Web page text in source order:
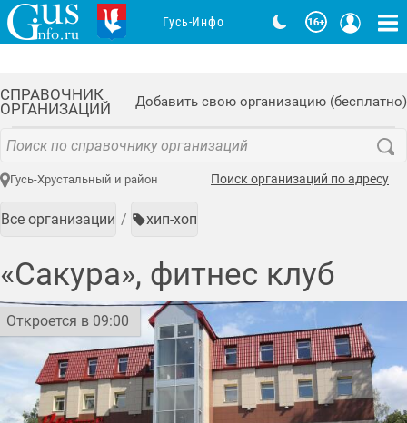
СПРАВОЧНИК
ОРГАНИЗАЦИЙ
Добавить свою организацию (бесплатно)
Гусь-Хрустальный и район Поиск организаций по адресу
Все организации хип-хоп
«Сакура», фитнес клуб
Откроется в 09:00
Гусь-Инфо